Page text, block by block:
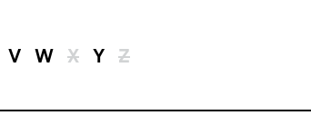
V W X Y Z